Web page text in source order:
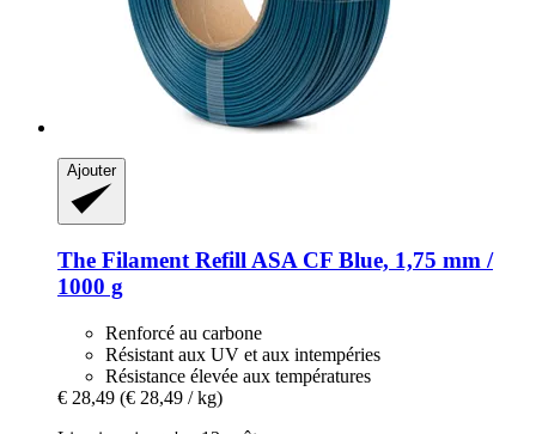
Ajouter
The Filament Refill ASA CF Blue, 1,75 mm /
1000 g
Renforcé au carbone
Résistant aux UV et aux intempéries
Résistance élevée aux températures
€ 28,49 (€ 28,49 / kg)